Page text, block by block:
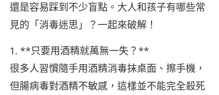
還是容易踩到不少盲點。大人和孩子有哪些常
見的「消毒迷思」？一起來破解！
1. **只要用酒精就萬無一失？**
很多人習慣隨手用酒精消毒抹桌面、擦手機，
但腸病毒對酒精不敏感，這樣並不能完全殺死